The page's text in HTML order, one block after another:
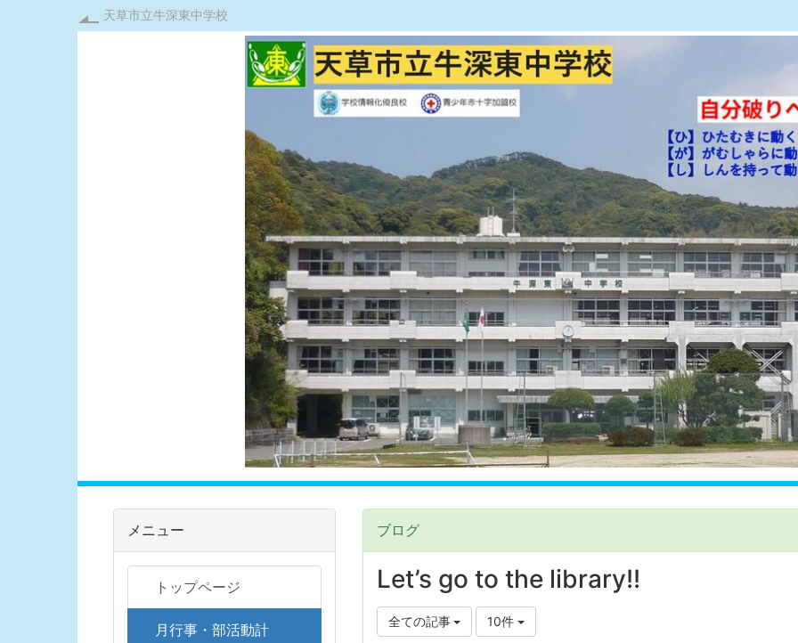
天草市立牛深東中学校
ブログ
Let’s go to the library!!
全ての記事 10件
メニュー
トップページ
月行事・部活動計